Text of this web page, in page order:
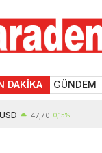
DAKİKA GÜNDEM
47,70 0,15%